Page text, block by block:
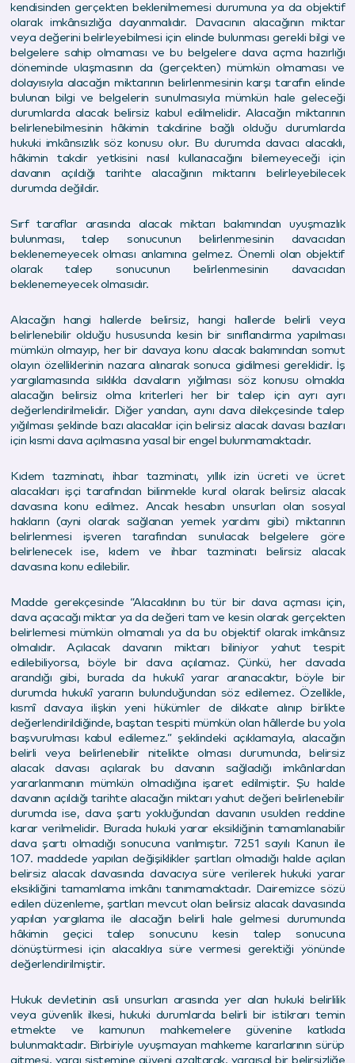
kendisinden gerçekten beklenilmemesi durumuna ya da objektif
olarak imkânsızlığa dayanmalıdır. Davacının alacağının miktar
veya değerini belirleyebilmesi için elinde bulunması gerekli bilgi ve
belgelere sahip olmaması ve bu belgelere dava açma hazırlığı
döneminde ulaşmasının da (gerçekten) mümkün olmaması ve
dolayısıyla alacağın miktarının belirlenmesinin karşı tarafın elinde
bulunan bilgi ve belgelerin sunulmasıyla mümkün hale geleceği
durumlarda alacak belirsiz kabul edilmelidir. Alacağın miktarının
belirlenebilmesinin hâkimin takdirine bağlı olduğu durumlarda
hukuki imkânsızlık söz konusu olur. Bu durumda davacı alacaklı,
hâkimin takdir yetkisini nasıl kullanacağını bilemeyeceği için
davanın açıldığı tarihte alacağının miktarını belirleyebilecek
durumda değildir.
Sırf taraflar arasında alacak miktarı bakımından uyuşmazlık
bulunması, talep sonucunun belirlenmesinin davacıdan
beklenemeyecek olması anlamına gelmez. Önemli olan objektif
olarak talep sonucunun belirlenmesinin davacıdan
beklenemeyecek olmasıdır.
Alacağın hangi hallerde belirsiz, hangi hallerde belirli veya
belirlenebilir olduğu hususunda kesin bir sınıflandırma yapılması
mümkün olmayıp, her bir davaya konu alacak bakımından somut
olayın özelliklerinin nazara alınarak sonuca gidilmesi gereklidir. İş
yargılamasında sıklıkla davaların yığılması söz konusu olmakla
alacağın belirsiz olma kriterleri her bir talep için ayrı ayrı
değerlendirilmelidir. Diğer yandan, aynı dava dilekçesinde talep
yığılması şeklinde bazı alacaklar için belirsiz alacak davası bazıları
için kısmi dava açılmasına yasal bir engel bulunmamaktadır.
Kıdem tazminatı, ihbar tazminatı, yıllık izin ücreti ve ücret
alacakları işçi tarafından bilinmekle kural olarak belirsiz alacak
davasına konu edilmez. Ancak hesabın unsurları olan sosyal
hakların (ayni olarak sağlanan yemek yardımı gibi) miktarının
belirlenmesi işveren tarafından sunulacak belgelere göre
belirlenecek ise, kıdem ve ihbar tazminatı belirsiz alacak
davasına konu edilebilir.
Madde gerekçesinde “Alacaklının bu tür bir dava açması için,
dava açacağı miktar ya da değeri tam ve kesin olarak gerçekten
belirlemesi mümkün olmamalı ya da bu objektif olarak imkânsız
olmalıdır. Açılacak davanın miktarı biliniyor yahut tespit
edilebiliyorsa, böyle bir dava açılamaz. Çünkü, her davada
arandığı gibi, burada da hukukî yarar aranacaktır, böyle bir
durumda hukukî yararın bulunduğundan söz edilemez. Özellikle,
kısmî davaya ilişkin yeni hükümler de dikkate alınıp birlikte
değerlendirildiğinde, baştan tespiti mümkün olan hâllerde bu yola
başvurulması kabul edilemez.” şeklindeki açıklamayla, alacağın
belirli veya belirlenebilir nitelikte olması durumunda, belirsiz
alacak davası açılarak bu davanın sağladığı imkânlardan
yararlanmanın mümkün olmadığına işaret edilmiştir. Şu halde
davanın açıldığı tarihte alacağın miktarı yahut değeri belirlenebilir
durumda ise, dava şartı yokluğundan davanın usulden reddine
karar verilmelidir. Burada hukuki yarar eksikliğinin tamamlanabilir
dava şartı olmadığı sonucuna varılmıştır. 7251 sayılı Kanun ile
107. maddede yapılan değişiklikler şartları olmadığı halde açılan
belirsiz alacak davasında davacıya süre verilerek hukuki yarar
eksikliğini tamamlama imkânı tanımamaktadır. Dairemizce sözü
edilen düzenleme, şartları mevcut olan belirsiz alacak davasında
yapılan yargılama ile alacağın belirli hale gelmesi durumunda
hâkimin geçici talep sonucunu kesin talep sonucuna
dönüştürmesi için alacaklıya süre vermesi gerektiği yönünde
değerlendirilmiştir.
Hukuk devletinin asli unsurları arasında yer alan hukuki belirlilik
veya güvenlik ilkesi, hukuki durumlarda belirli bir istikrarı temin
etmekte ve kamunun mahkemelere güvenine katkıda
bulunmaktadır. Birbiriyle uyuşmayan mahkeme kararlarının sürüp
gitmesi, yargı sistemine güveni azaltarak, yargısal bir belirsizliğe